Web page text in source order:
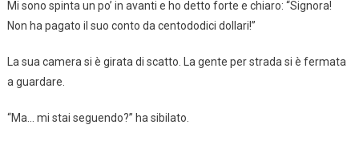
Mi sono spinta un po’ in avanti e ho detto forte e chiaro: “Signora!
Non ha pagato il suo conto da centododici dollari!”
La sua camera si è girata di scatto. La gente per strada si è fermata
a guardare.
“Ma… mi stai seguendo?” ha sibilato.